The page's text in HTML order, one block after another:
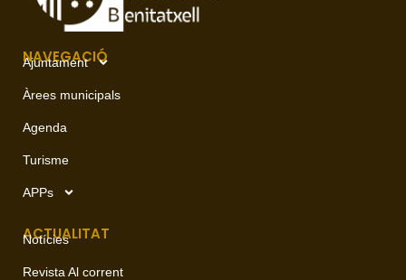
NAVEGACIÓ
Ajuntament
Àrees municipals
Agenda
Turisme
APPs
ACTUALITAT
Notícies
Revista Al corrent